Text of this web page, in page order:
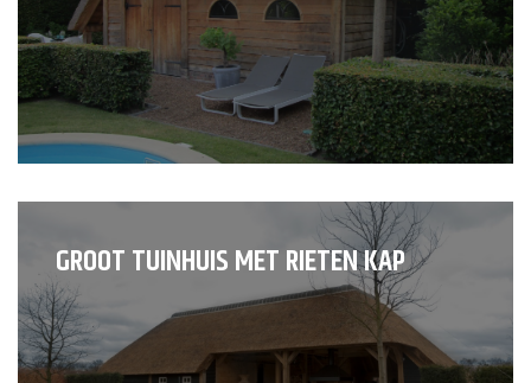
GROOT TUINHUIS MET RIETEN KAP